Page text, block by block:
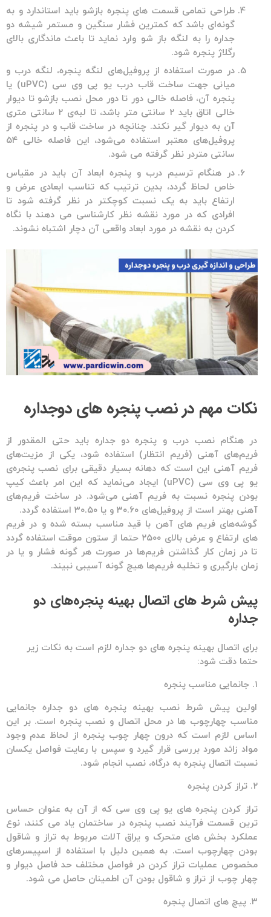
طراحی تمامی قسمت های پنجره بازشو باید استاندارد و به
گونه‌ای باشد که کمترین فشار سنگین و مستمر شیشه دو
جداره را به لنگه باز شو وارد نماید تا باعث ماندگاری بالای
رگلاژ پنجره شود.
در صورت استفاده از پروفیل‌های لنگه پنجره، لنگه درب و
میانی جهت ساخت قاب درب یو پی وی سی (uPVC) یا
پنجره آن، فاصله خالی دور تا دور محل نصب بازشو تا دیوار
خالی اتاق باید ۲ سانتی متر باشد، تا لبه‌ی ۲ سانتی متری
آن به دیوار گیر نکند. چنانچه در ساخت قاب و در پنجره از
پروفیل‌های معتبر استفاده می‌شود، این فاصله خالی ۵۴
سانتی متردر نظر گرفته می شود.
در هنگام ترسیم درب و پنجره ابعاد آن باید در مقیاس
خاص لحاظ گردد، بدین ترتیب که تناسب ابعادی عرض و
ارتفاع باید به یک نسبت کوچکتر در نظر گرفته شود تا
افرادی که در مورد نقشه نظر کارشناسی می دهند با نگاه
کردن به نقشه در مورد ابعاد واقعی آن دچار اشتباه نشوند.
نکات مهم در نصب پنجره های دوجداره
در هنگام نصب درب و پنجره دو جداره باید حتی المقدور از
فریم‌های آهنی (فریم انتظار) استفاده شود، یکی از مزیت‌های
فریم آهنی این است که دهانه بسیار دقیقی برای نصب پنجره‌ی
یو پی وی سی (uPVC) ایجاد می‌نماید که این امر باعث کیپ
بودن پنجره نسبت به فریم آهنی می‌شود. در ساخت فریم‌های
آهنی بهتر است از پروفیل‌های ۳۰.۶۰ و یا ۳۰.۵۰ استفاده گردد.
گوشه‌های فریم های آهن با قید مناسب بسته شده و در فریم
های ارتفاع و عرض بالای ۲۵۰۰ حتما از ستون موقت استفاده گردد
تا در زمان کار گذاشتن فریم‌ها در صورت هر گونه فشار و یا در
زمان بارگیری و تخلیه فریم‌ها هیچ گونه آسیبی نبیند.
پیش شرط های اتصال بهینه پنجره‌های دو
جداره
برای اتصال بهینه پنجره های دو جداره لازم است به نکات زیر
حتما دقت شود:
۱. جانمایی مناسب پنجره
اولین پیش شرط نصب بهینه پنجره های دو جداره جانمایی
مناسب چهارچوب ها در محل اتصال و نصب پنجره است. بر این
اساس لازم است که درون چهار چوب پنجره از لحاظ عدم وجود
مواد زائد مورد بررسی قرار گیرد و سپس با رعایت فواصل یکسان
نسبت اتصال پنجره به درگاه، نصب انجام شود.
۲. تراز کردن پنجره
تراز کردن پنجره های یو پی وی سی که از آن به عنوان حساس
ترین قسمت فرآیند نصب پنجره در ساختمان یاد می کنند، نوع
عملکرد بخش های متحرک و یراق آلات مربوط به تراز و شاقول
بودن چهارچوب است. به همین دلیل با استفاده از اسپیسرهای
مخصوص عملیات تراز کردن در فواصل مختلف حد فاصل دیوار و
چهار چوب از تراز و شاقول بودن آن اطمینان حاصل می شود.
۳. پیچ های اتصال پنجره